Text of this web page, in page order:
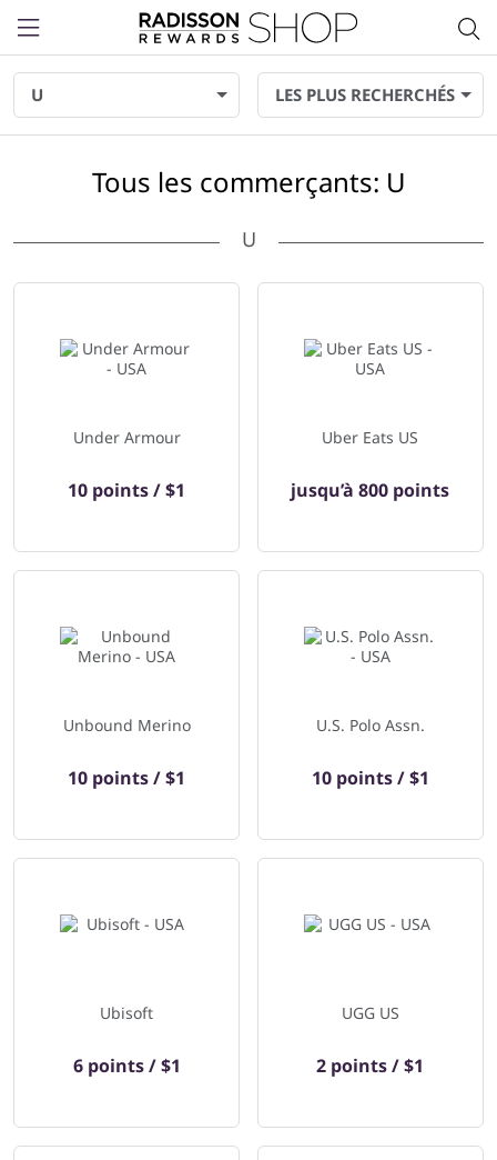
Menu
U LES PLUS RECHERCHÉS
Tous les commerçants: U
U
9 commerçants affiché ci-dessous
Under Armour
10 points / $1
Uber Eats US
jusqu’à 800 points
Unbound Merino
10 points / $1
U.S. Polo Assn.
10 points / $1
Ubisoft
6 points / $1
UGG US
2 points / $1